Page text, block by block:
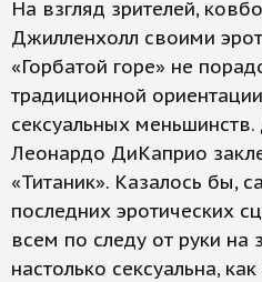
На взгляд зрителей,
Джилленхолл своими
«Горбатой горе» не
традиционной
сексуальных
Леонардо ДиКаприо
«Титаник». Казалось бы,
последних эротических
всем по следу от руки на
настолько сексуальна,